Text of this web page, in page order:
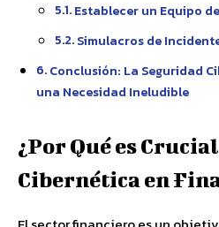
Establecer un Equipo
Simulacros de
Conclusión: La Seguridad
una Necesidad Ineludible
¿Por Qué es
Cibernética en